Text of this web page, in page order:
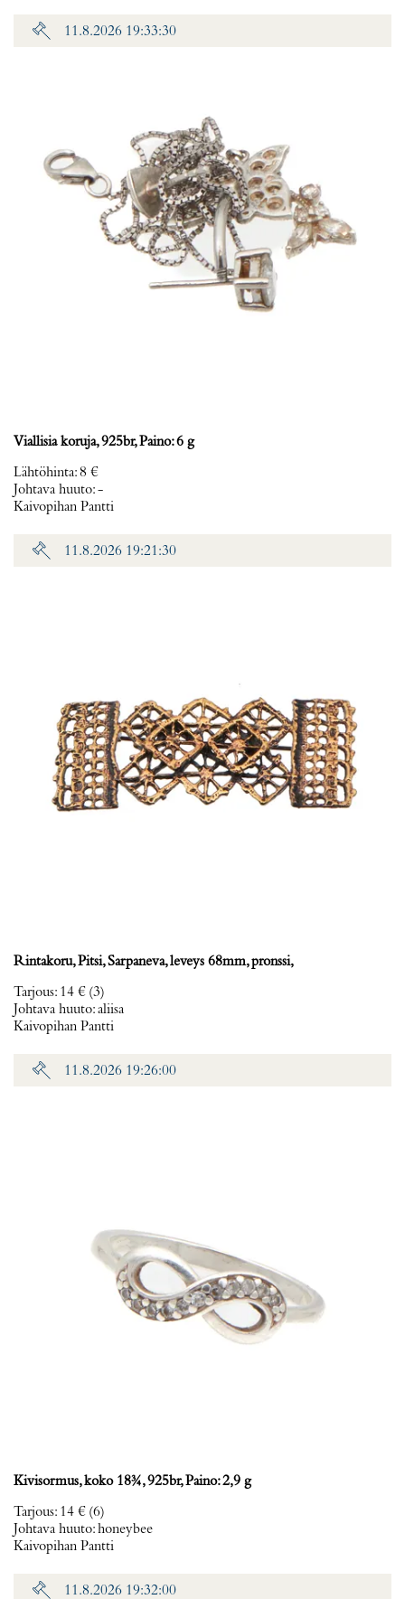
11.8.2026 19:33:30
Viallisia koruja, 925br, Paino: 6 g
Lähtöhinta:8 €
Johtava huuto:-
Kaivopihan Pantti
11.8.2026 19:21:30
Rintakoru, Pitsi, Sarpaneva, leveys 68mm, pronssi,
Tarjous: 14 € (3)
Johtava huuto:aliisa
Kaivopihan Pantti
11.8.2026 19:26:00
Kivisormus, koko 18¾, 925br, Paino: 2,9 g
Tarjous: 14 € (6)
Johtava huuto:honeybee
Kaivopihan Pantti
11.8.2026 19:32:00